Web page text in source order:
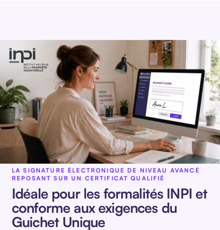
LA SIGNATURE ÉLECTRONIQUE DE NIVEAU AVANCÉ
REPOSANT SUR UN CERTIFICAT QUALIFIÉ
Idéale pour les formalités INPI et
conforme aux exigences du
Guichet Unique